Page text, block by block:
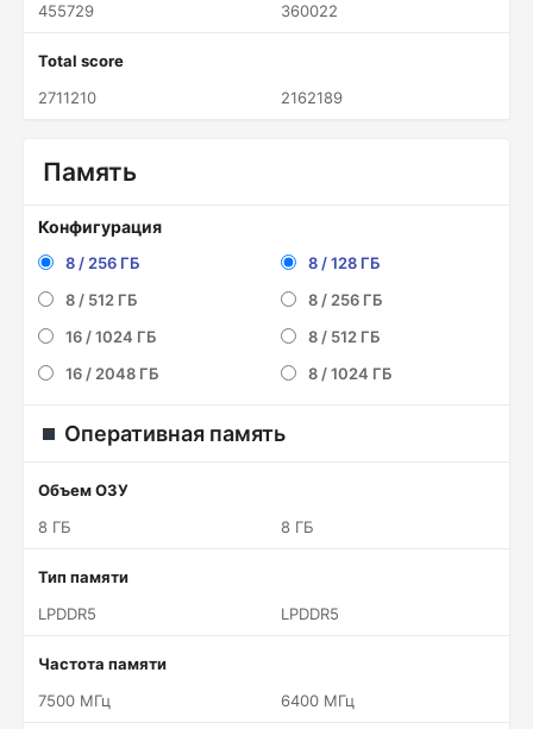
455729
360022
Total score
2711210
2162189
Память
Конфигурация
8 / 256 ГБ
8 / 512 ГБ
16 / 1024 ГБ
16 / 2048 ГБ
8 / 128 ГБ
8 / 256 ГБ
8 / 512 ГБ
8 / 1024 ГБ
Оперативная память
Объем ОЗУ
8 ГБ
8 ГБ
Тип памяти
LPDDR5
LPDDR5
Частота памяти
7500 МГц
6400 МГц